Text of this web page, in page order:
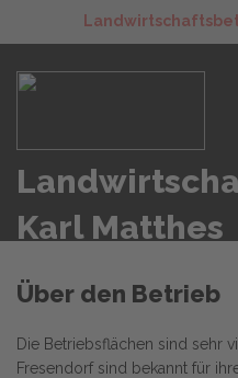
Karl Matthes
Über den Betrieb
Die Betriebsflächen sind sehr
Fresendorf sind bekannt für